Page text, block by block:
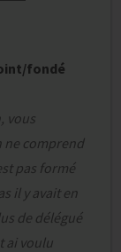
fondé
vous
ne comprend
pas formé
il y avait en
de délégué
ai voulu